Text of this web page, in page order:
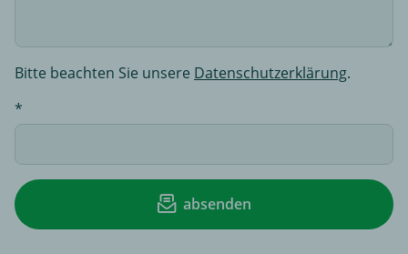
Bitte beachten Sie unsere Datenschutzerklärung.
absenden